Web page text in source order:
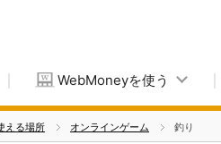
WebMoneyを使う
える場所 オンラインゲーム 釣り